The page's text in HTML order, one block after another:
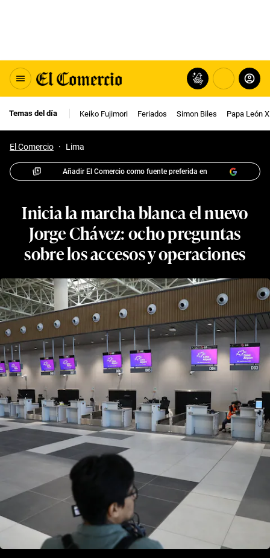
Temas del día Keiko Fujimori Feriados Simon Biles Papa León
El Comercio · Lima
Añadir El Comercio como fuente preferida en
Inicia la marcha blanca el nuevo
Jorge Chávez: ocho preguntas
sobre los accesos y operaciones